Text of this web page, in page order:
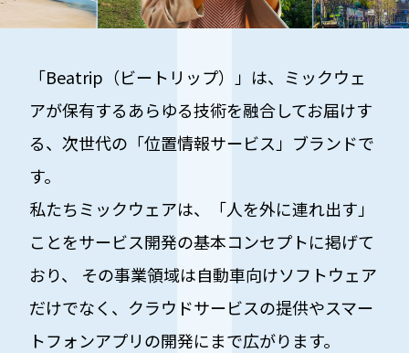
「Beatrip（ビートリップ）」は、ミックウェ
アが保有するあらゆる技術を融合してお届けす
る、次世代の「位置情報サービス」ブランドで
す。
私たちミックウェアは、「人を外に連れ出す」
ことをサービス開発の基本コンセプトに掲げて
おり、 その事業領域は自動車向けソフトウェア
だけでなく、クラウドサービスの提供やスマー
トフォンアプリの開発にまで広がります。